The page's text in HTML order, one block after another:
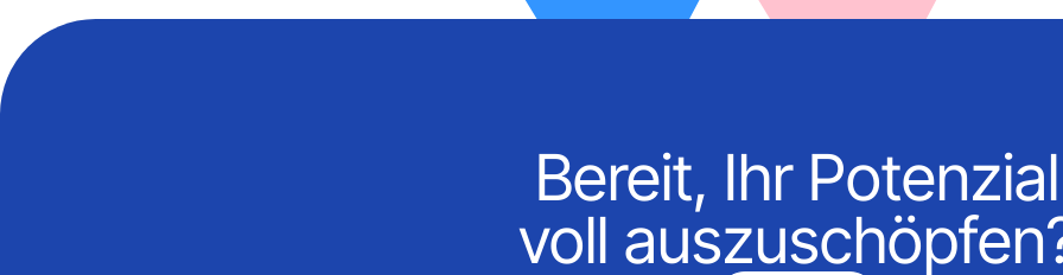
Bereit, Ihr Potenzial
voll